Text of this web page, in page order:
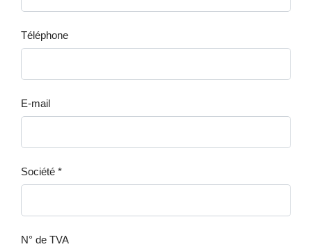
Téléphone
E-mail
Société *
N° de TVA